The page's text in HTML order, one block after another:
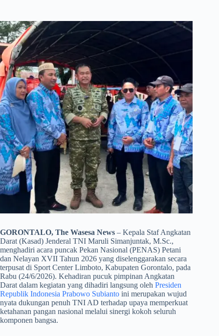
GORONTALO, The Wasesa News – Kepala Staf Angkatan
Darat (Kasad) Jenderal TNI Maruli Simanjuntak, M.Sc.,
menghadiri acara puncak Pekan Nasional (PENAS) Petani
dan Nelayan XVII Tahun 2026 yang diselenggarakan secara
terpusat di Sport Center Limboto, Kabupaten Gorontalo, pada
Rabu (24/6/2026). Kehadiran pucuk pimpinan Angkatan
Darat dalam kegiatan yang dihadiri langsung oleh Presiden
Republik Indonesia Prabowo Subianto ini merupakan wujud
nyata dukungan penuh TNI AD terhadap upaya memperkuat
ketahanan pangan nasional melalui sinergi kokoh seluruh
komponen bangsa.